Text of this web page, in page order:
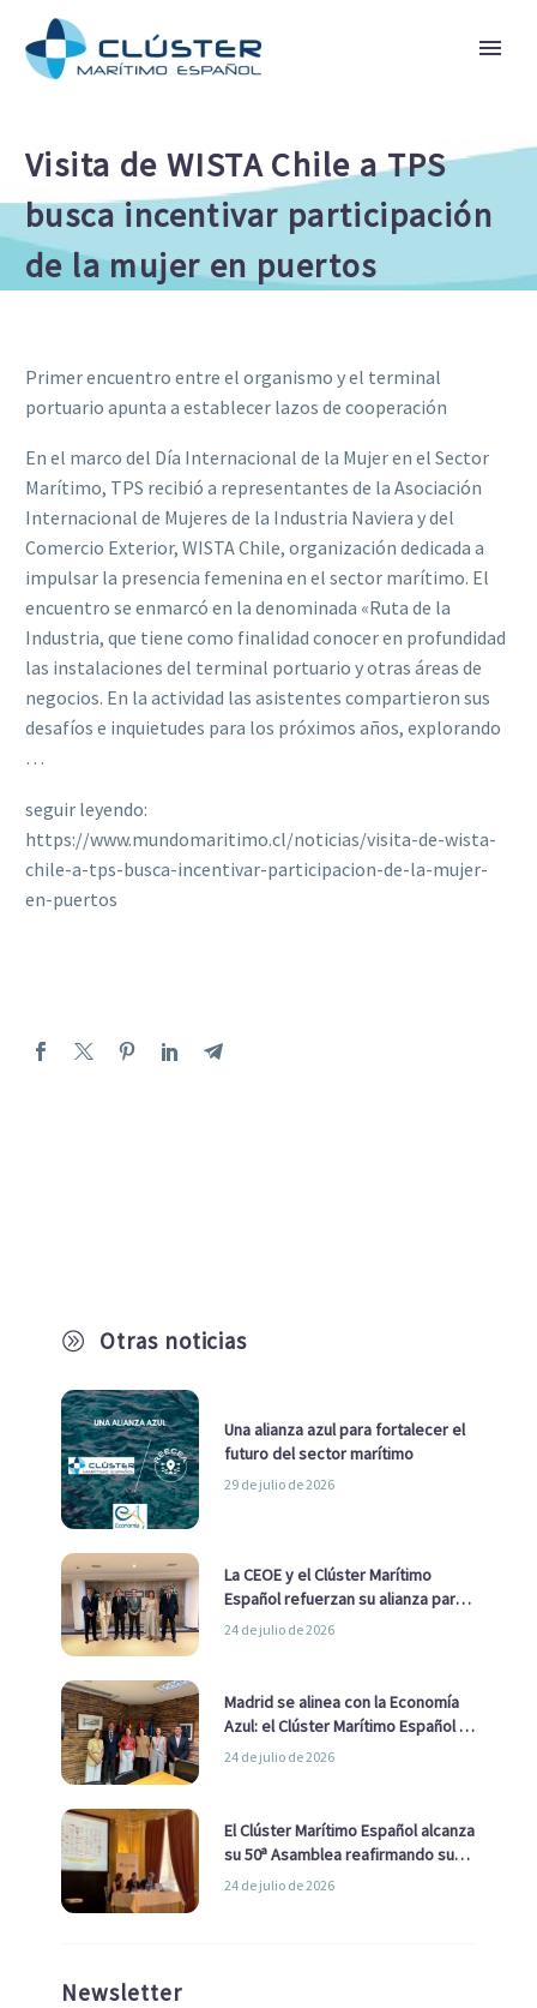
Visita de WISTA Chile a TPS
busca incentivar participación
de la mujer en puertos
A Otras noticias
Una alianza azul para fortalecer el
futuro del sector marítimo
29 de julio de 2026
La CEOE y el Clúster Marítimo
Español refuerzan su alianza para
impulsar una estrategia Nacional
24 de julio de 2026
Madrid se alinea con la Economía
Azul: el Clúster Marítimo Español y
la Real Liga Naval avanzan alianzas
24 de julio de 2026
El Clúster Marítimo Español alcanza
su 50ª Asamblea reafirmando su
liderazgo en la Economía Azul
24 de julio de 2026
Newsletter
Primer encuentro entre el organismo y el terminal
portuario apunta a establecer lazos de cooperación
En el marco del Día Internacional de la Mujer en el Sector
Marítimo, TPS recibió a representantes de la Asociación
Internacional de Mujeres de la Industria Naviera y del
Comercio Exterior, WISTA Chile, organización dedicada a
impulsar la presencia femenina en el sector marítimo. El
encuentro se enmarcó en la denominada «Ruta de la
Industria, que tiene como finalidad conocer en profundidad
las instalaciones del terminal portuario y otras áreas de
negocios. En la actividad las asistentes compartieron sus
desafíos e inquietudes para los próximos años, explorando
…
seguir leyendo:
https://www.mundomaritimo.cl/noticias/visita-de-wista-
chile-a-tps-busca-incentivar-participacion-de-la-mujer-
en-puertos